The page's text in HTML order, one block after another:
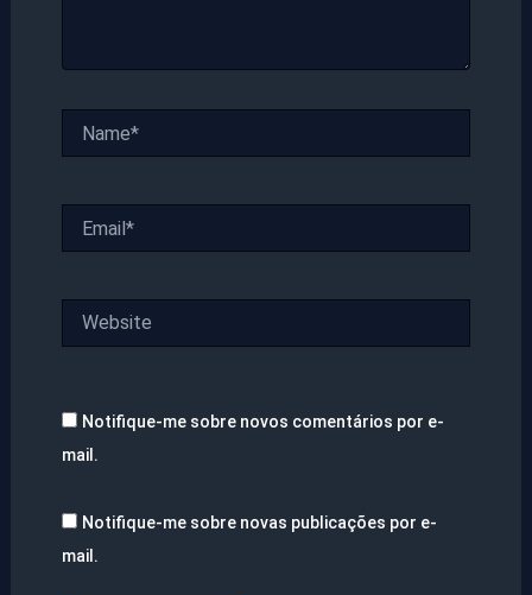
Notifique-me sobre novos comentários por e-
mail.
Notifique-me sobre novas publicações por e-
mail.